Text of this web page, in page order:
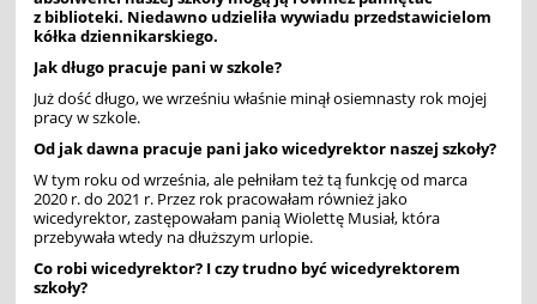
z biblioteki. Niedawno udzieliła wywiadu przedstawicielom
kółka dziennikarskiego.
Jak długo pracuje pani w szkole?
Już dość długo, we wrześniu właśnie minął osiemnasty rok mojej
pracy w szkole.
Od jak dawna pracuje pani jako wicedyrektor naszej szkoły?
W tym roku od września, ale pełniłam też tą funkcję od marca
2020 r. do 2021 r. Przez rok pracowałam również jako
wicedyrektor, zastępowałam panią Wiolettę Musiał, która
przebywała wtedy na dłuższym urlopie.
Co robi wicedyrektor? I czy trudno być wicedyrektorem
szkoły?